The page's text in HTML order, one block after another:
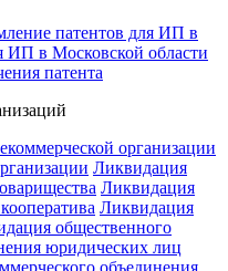
патентов для ИП в
ИП в Московской области
патента
организации
Ликвидация
Ликвидация
Ликвидация
общественного
юридических лиц
объединения